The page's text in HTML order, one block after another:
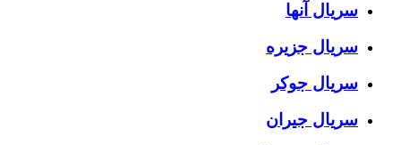
سریال آنها
سریال جزیره
سریال جوکر
سریال جیران